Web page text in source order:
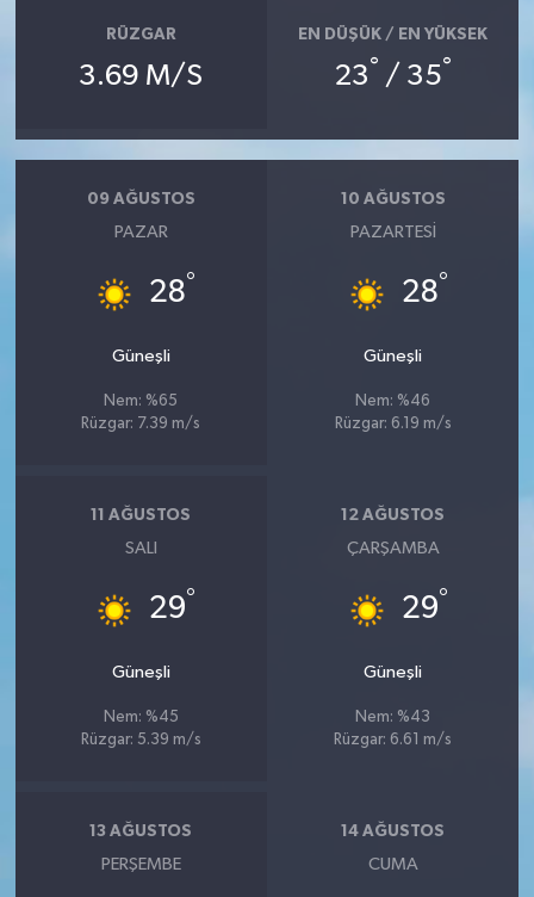
RÜZGAR
3.69 M/S
EN DÜŞÜK / EN YÜKSEK
23° / 35°
09 AĞUSTOS
PAZAR
28°
Güneşli
Nem: %65
Rüzgar: 7.39 m/s
10 AĞUSTOS
PAZARTESI
28°
Güneşli
Nem: %46
Rüzgar: 6.19 m/s
11 AĞUSTOS
SALI
29°
Güneşli
Nem: %45
Rüzgar: 5.39 m/s
12 AĞUSTOS
ÇARŞAMBA
29°
Güneşli
Nem: %43
Rüzgar: 6.61 m/s
13 AĞUSTOS
PERŞEMBE
14 AĞUSTOS
CUMA